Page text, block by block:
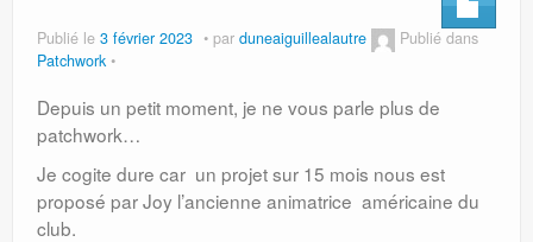
Publié le 3 février 2023 par duneaiguillealautre
Publié dans
Patchwork
Depuis un petit moment, je ne vous parle plus de
patchwork…
Je cogite dure car un projet sur 15 mois nous est
proposé par Joy l’ancienne animatrice américaine du
club.